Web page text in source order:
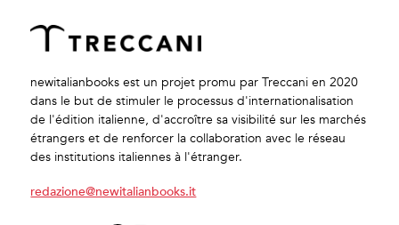
newitalianbooks est un projet promu par Treccani en 2020
dans le but de stimuler le processus d'internationalisation
de l'édition italienne, d'accroître sa visibilité sur les marchés
étrangers et de renforcer la collaboration avec le réseau
des institutions italiennes à l'étranger.
redazione@newitalianbooks.it